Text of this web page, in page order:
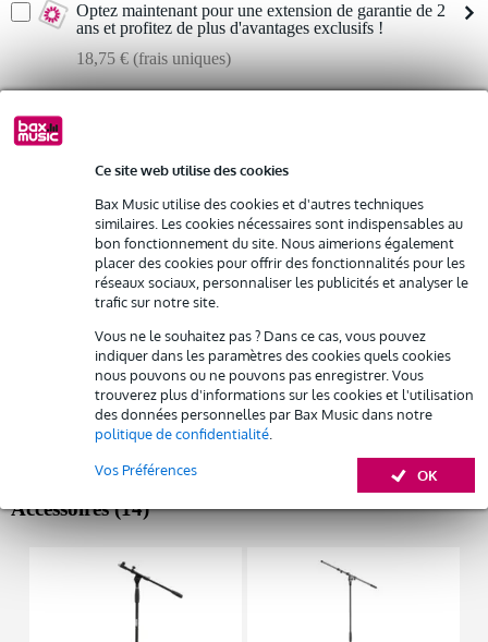
Ce site web utilise des cookies
Bax Music utilise des cookies et d'autres techniques
similaires. Les cookies nécessaires sont indispensables au
bon fonctionnement du site. Nous aimerions également
placer des cookies pour offrir des fonctionnalités pour les
réseaux sociaux, personnaliser les publicités et analyser le
trafic sur notre site.
Vous ne le souhaitez pas ? Dans ce cas, vous pouvez
indiquer dans les paramètres des cookies quels cookies
nous pouvons ou ne pouvons pas enregistrer. Vous
trouverez plus d'informations sur les cookies et l'utilisation
des données personnelles par Bax Music dans notre
politique de confidentialité
OK
Vos Préférences
Optez maintenant pour une extension de garantie de 2
ans et profitez de plus d'avantages exclusifs !
18,75 € (frais uniques)
% Louez ce produit
Location de plusieurs produits à la fois : min. 300 € et max.
2 500 €
Livraison à domicilegratuite
Résiliation possible du contrat après 4 mois
Possibilité d'acheter votre/vos produit(s) à un tarif réduit
Remplacement rapide par Bax Music en cas de défectuosité
Louez ce produit
dynamiquevous convient ?
Démarrer la vérification
Sennheiser MD 421 II
micro dynamique
directivité : cardioïde
Afficher toutes les caractéristiques du produit
Accessoires (14)